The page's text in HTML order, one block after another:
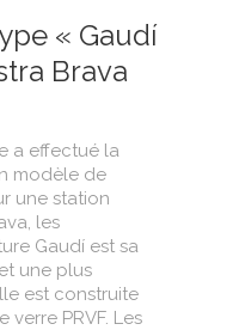
« Gaudí
Brava
a effectué la
modèle de
une station
les
Gaudí est sa
une plus
est construite
verre PRVF. Les